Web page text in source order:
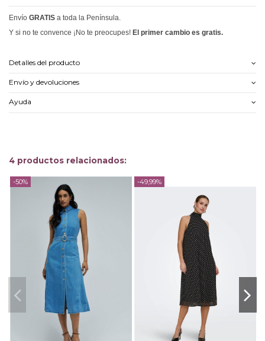
Envío GRATIS a toda la Península.
Y si no te convence ¡No te preocupes! El primer cambio es gratis.
Detalles del producto
Envío y devoluciones
Ayuda
4 productos relacionados:
-50% -49,99%